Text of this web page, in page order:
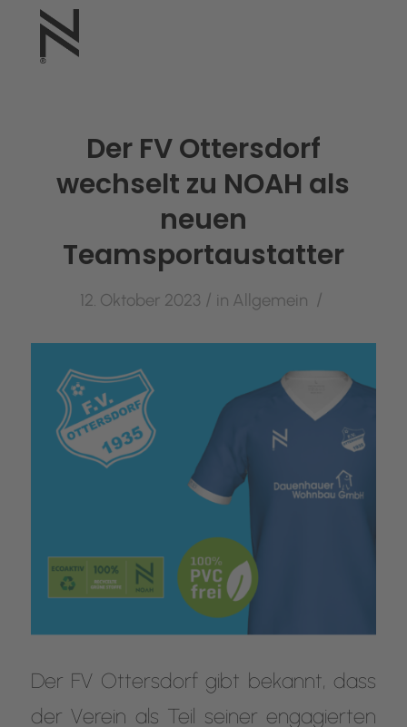
Der FV Ottersdorf
wechselt zu NOAH als
neuen
Teamsportaustatter
12. Oktober 2023 / in Allgemein /
Der FV Ottersdorf gibt bekannt, dass
der Verein als Teil seiner engagierten